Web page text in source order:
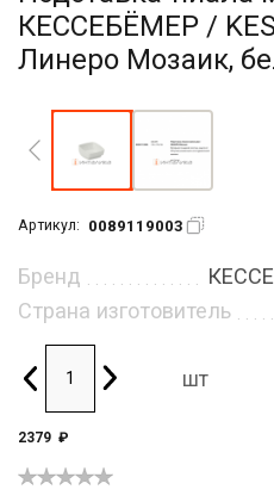
КЕССЕБЁМЕР /
Линеро Мозаик,
Артикул: 0089119003
Бренд
Страна изготовитель
шт
2379 ₽